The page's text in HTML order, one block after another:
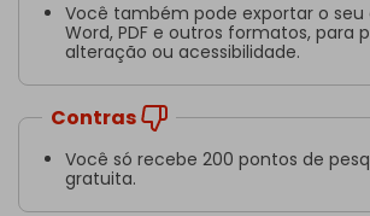
Você também pode exportar o seu
Word, PDF e outros formatos, para
alteração ou acessibilidade.
Contras
Você só recebe 200 pontos de
gratuita.